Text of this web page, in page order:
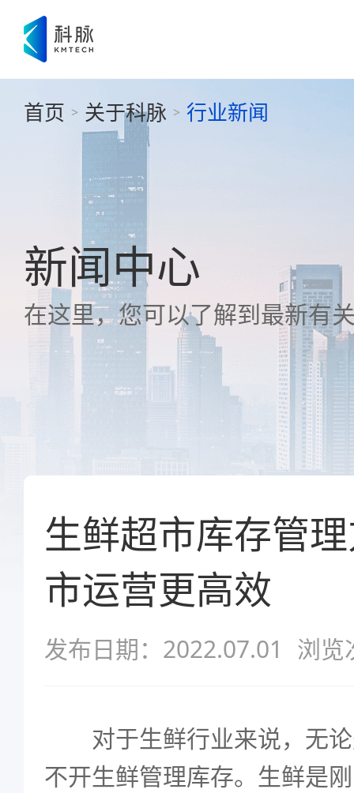
首页 > 关于科脉 > 行业新闻
新闻中心
在这里，您可以了解到最新有
生鲜超市库存管
市运营更高效
发布日期：2022.07.01 浏览
对于生鲜行业来说，无论
不开生鲜管理库存。生鲜是